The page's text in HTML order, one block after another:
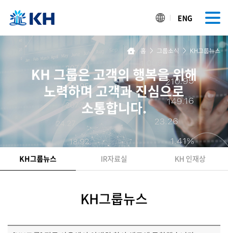
ENG
KH 그룹은 고객의 행복을 위해
노력하며 고객과 진심으로
소통합니다.
KH그룹뉴스 IR자료실 KH 인재상
홈 > 그룹소식 > KH그룹뉴스
KH그룹뉴스